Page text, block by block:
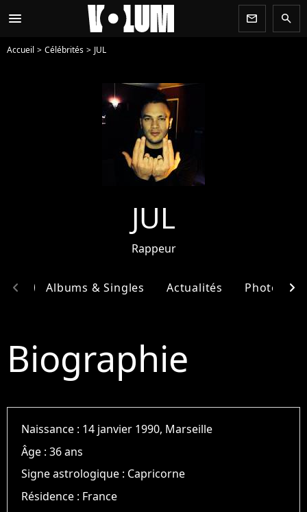
menu newsletter search
Accueil Célébrités JUL
JUL
Rappeur
Albums & Singles Actualités Photos
chevron_left chevron_right
Biographie
Naissance : 14 janvier 1990, Marseille
Âge :36 ans
Signe astrologique : Capricorne
Résidence : France